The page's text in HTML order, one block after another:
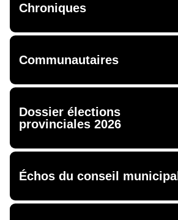
Chroniques
Communautaires
Dossier élections
provinciales 2026
Échos du conseil municipal